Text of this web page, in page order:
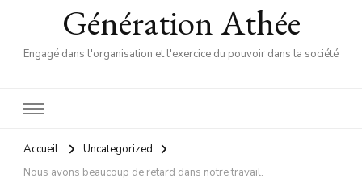
Génération Athée
Engagé dans l'organisation et l'exercice du pouvoir dans la société
Accueil
Uncategorized
Nous avons beaucoup de retard dans notre travail.